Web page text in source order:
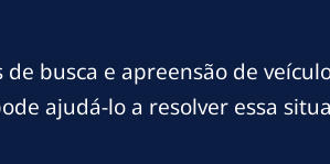
busca e apreensão de
ajudá-lo a resolver essa